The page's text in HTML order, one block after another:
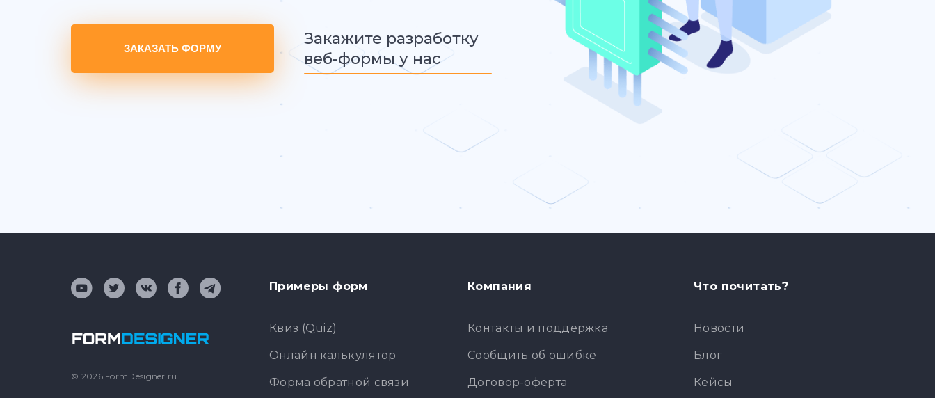
ЗАКАЗАТЬ ФОРМУ
Закажите разработку
веб-формы у нас
© 2026 FormDesigner.ru
Примеры форм
Квиз (Quiz)
Онлайн калькулятор
Форма обратной связи
Компания
Контакты и поддержка
Сообщить об ошибке
Договор-оферта
Что почитать?
Новости
Блог
Кейсы